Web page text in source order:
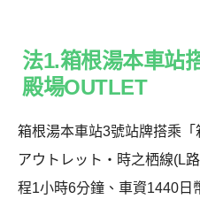
法1.箱根湯本車站
殿場OUTLET
箱根湯本車站3號站牌搭乘「
アウトレット・時之栖線(L
程1小時6分鐘、車資1440日